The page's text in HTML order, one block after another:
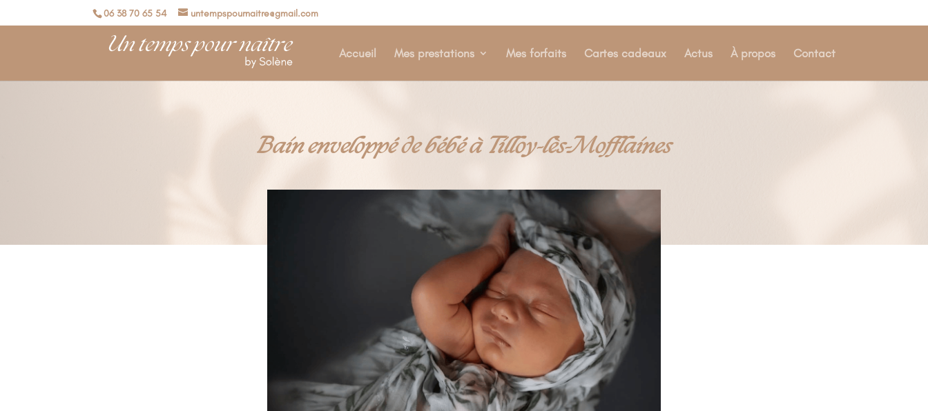
06 38 70 65 54 untempspournaitre@gmail.com
Accueil Mes prestations Mes forfaits Cartes cadeaux Actus À propos Contact
Bain enveloppé de bébé à Tilloy-lès-Mofflaines